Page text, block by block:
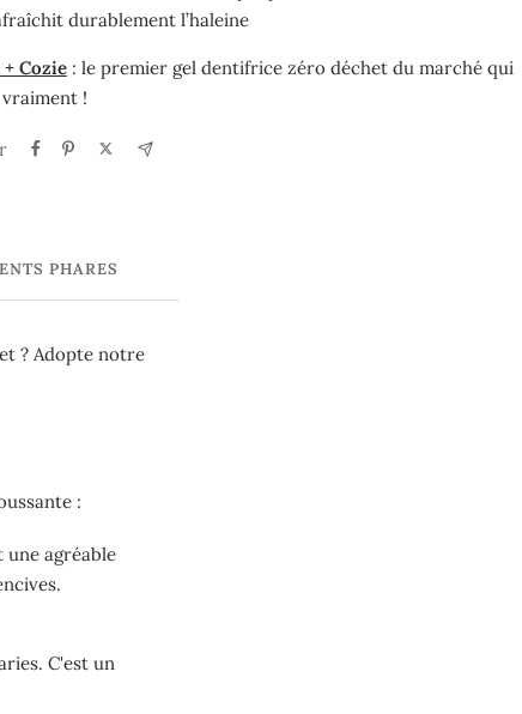
durablement l’haleine
Cozie: le premier gel dentifrice zéro déchet du marché qui
!
PHARES
? Adopte notre
:
agréable
C'est un